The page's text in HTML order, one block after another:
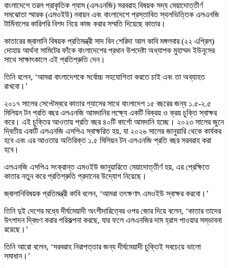
বাংলাদেশে তরল প্রাকৃতিক গ্যাস (এলএনজি) সরবরাহ বিষয়ক সদ্য মেয়াদোত্তীর্ণ
সমঝোতা স্মারক (এমওইউ) নবায়ন এবং বাংলাদেশে প্রস্তাবিত স্থলভিত্তিক এলএনজি
টার্মিনালের কারিগরি বিশদ নিয়ে কাজ করার সম্মতি দিয়েছে কাতার।
কাতারের জ্বালানি বিষয়ক প্রতিমন্ত্রী সাদ বিন শেরিদা আল কাবি মঙ্গলবার (২২ এপ্রিল)
দোহায় আর্থনা সামিটের ফাঁকে বাংলাদেশের প্রধান উপদেষ্টা অধ্যাপক মুহাম্মদ ইউনূসের
সাথে সাক্ষাৎকালে এই প্রতিশ্রুতি দেন।
তিনি বলেন, ‘আমরা বাংলাদেশকে সর্বোচ্চ সহযোগিতা করতে চাই এবং তা অব্যাহত
রাখবো।’
২০১৭ সালের সেপ্টেম্বরে কাতার গ্যাসের সাথে বাংলাদেশ ১৫ বছরের জন্য ১.৫-২.৫
মিলিয়ন টন প্রতি বছর এলএনজি আমদানির লক্ষ্যে একটি বিক্রয় ও ক্রয় চুক্তি স্বাক্ষর
করে। এই চুক্তির আওতায় প্রতি বছর ৪০টি কার্গো আমদানি হচ্ছে। ২০২৩ সালের জুনে
দ্বিতীয় একটি এলএনজি এসপিএ স্বাক্ষরিত হয়, যা ২০২৬ সালের জানুয়ারি থেকে কার্যকর
হবে এবং এর আওতায় অতিরিক্ত ১.৫ মিলিয়ন টন এলএনজি প্রতি বছর সরবরাহ করা
হবে।
এলএনজি এসপিএ সংক্রান্ত এমওইউ জানুয়ারিতে মেয়াদোত্তীর্ণ হয়, এর প্রেক্ষিতে
কাতার নতুন করে প্রতিশ্রুতি প্রদানের উদ্যোগ নিয়েছে।
জ্বালানিবিষয়ক প্রতিমন্ত্রী কাবি বলেন, ‘আমরা তৎক্ষণাৎ এমওইউ স্বাক্ষর করবো।’
তিনি দুই দেশের মধ্যে দীর্ঘমেয়াদী অংশীদারিত্বের ওপর জোর দিয়ে বলেন, ‘কাতার তাদের
উৎপাদন দ্বিগুণ করার পরিকল্পনা করছে, যার ফলে এলএনজির দাম হ্রাস পাওয়ার সম্ভাবনা
রয়েছে।’
তিনি আরো বলেন, ‘সরবরাহ নিরাপত্তার জন্য দীর্ঘমেয়াদী চুক্তিই সবচেয়ে ভালো
সমাধান।’